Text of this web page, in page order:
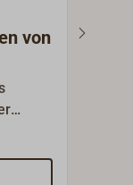
von
für